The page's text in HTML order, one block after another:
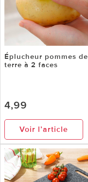
Éplucheur pommes de
terre à 2 faces
4,99
Voir l’article